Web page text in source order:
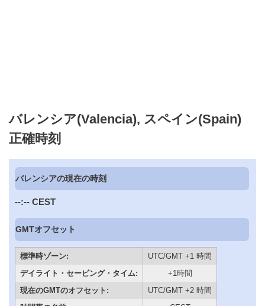
バレンシア(Valencia), スペイン(Spain)
正確時刻
バレンシアの現在の時刻
--:-- CEST
GMTオフセット
標準時ゾーン:
UTC/GMT +1 時間
デイライト・セービング・タイム:
+1時間
現在のGMTのオフセット:
UTC/GMT +2 時間